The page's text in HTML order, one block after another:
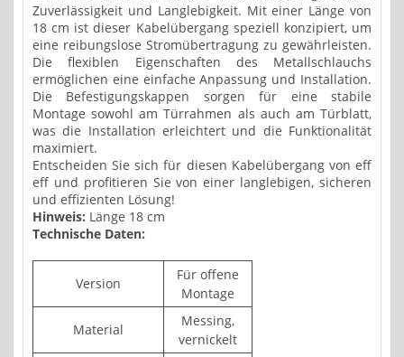
Zuverlässigkeit und Langlebigkeit. Mit einer Länge von
18 cm ist dieser Kabelübergang speziell konzipiert, um
eine reibungslose Stromübertragung zu gewährleisten.
Die flexiblen Eigenschaften des Metallschlauchs
ermöglichen eine einfache Anpassung und Installation.
Die Befestigungskappen sorgen für eine stabile
Montage sowohl am Türrahmen als auch am Türblatt,
was die Installation erleichtert und die Funktionalität
maximiert.
Entscheiden Sie sich für diesen Kabelübergang von eff
eff und profitieren Sie von einer langlebigen, sicheren
und effizienten Lösung!
Hinweis: Länge 18 cm
Technische Daten:
Version
Für offene
Montage
Material
Messing,
vernickelt